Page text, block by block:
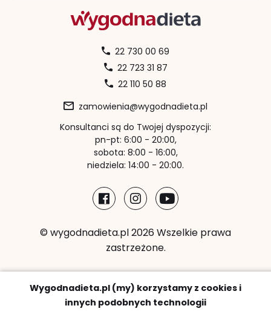
22 730 00 69
22 723 31 87
22 110 50 88
zamowienia@wygodnadieta.pl
Konsultanci są do Twojej dyspozycji:
pn-pt: 6:00 - 20:00,
sobota: 8:00 - 16:00,
niedziela: 14:00 - 20:00.
© wygodnadieta.pl 2026 Wszelkie prawa
zastrzeżone.
Metody płatności:
Wygodnadieta.pl (my) korzystamy z cookies i
innych podobnych technologii